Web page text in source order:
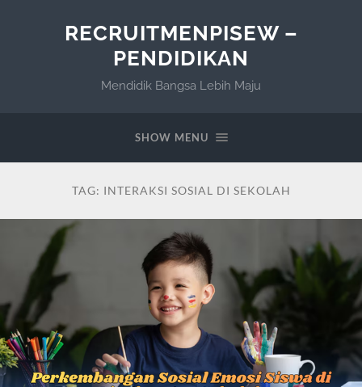
RECRUITMENPISEW –
PENDIDIKAN
Mendidik Bangsa Lebih Maju
SHOW MENU
TAG: INTERAKSI SOSIAL DI SEKOLAH